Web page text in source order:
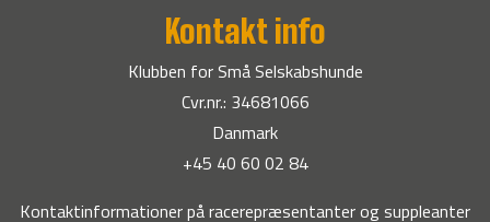
Kontakt info
Klubben for Små Selskabshunde
Cvr.nr.: 34681066
Danmark
+45 40 60 02 84
Kontaktinformationer på racerepræsentanter og suppleanter